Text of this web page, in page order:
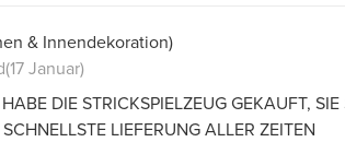
& Innendekoration)
(17 Januar)
DIE STRICKSPIELZEUG GEKAUFT, SIE
LIEFERUNG ALLER ZEITEN